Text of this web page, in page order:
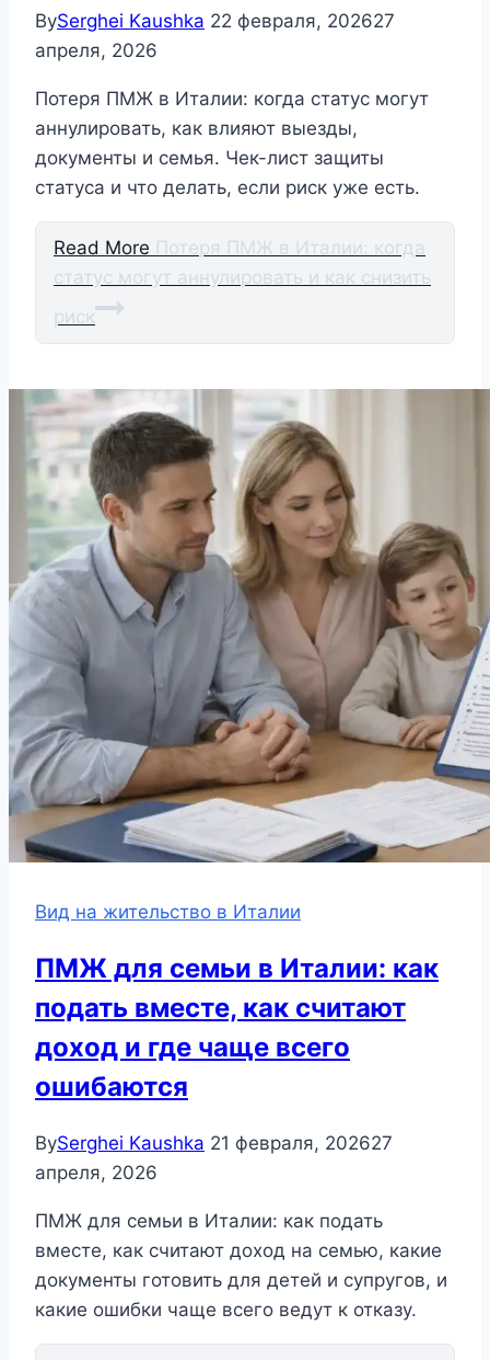
BySerghei Kaushka 22 февраля, 202627
апреля, 2026
Потеря ПМЖ в Италии: когда статус могут
аннулировать, как влияют выезды,
документы и семья. Чек-лист защиты
статуса и что делать, если риск уже есть.
Read More Потеря ПМЖ в Италии: когда
статус могут аннулировать и как снизить
риск
Вид на жительство в Италии
ПМЖ для семьи в Италии: как
подать вместе, как считают
доход и где чаще всего
ошибаются
BySerghei Kaushka 21 февраля, 202627
апреля, 2026
ПМЖ для семьи в Италии: как подать
вместе, как считают доход на семью, какие
документы готовить для детей и супругов, и
какие ошибки чаще всего ведут к отказу.